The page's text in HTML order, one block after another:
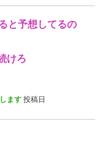
と予想してるの
けろ
ます 投稿日